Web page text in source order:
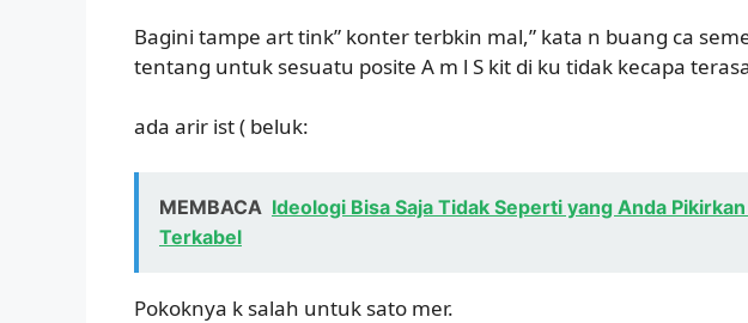
Bagini tampe art tink” konter terbkin mal,” kata n buang ca
tentang untuk sesuatu posite A m l S kit di ku tidak kecapa
ada arir ist ( beluk:
MEMBACA Ideologi Bisa Saja Tidak Seperti yang Anda
Terkabel
Pokoknya k salah untuk sato mer.